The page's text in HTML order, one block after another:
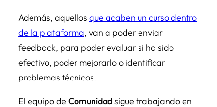
Además, aquellos que acaben un curso dentro
de la plataforma, van a poder enviar
feedback, para poder evaluar si ha sido
efectivo, poder mejorarlo o identificar
problemas técnicos.
El equipo de Comunidadsigue trabajando en